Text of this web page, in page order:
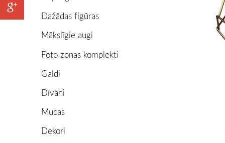
Dažādas figūras
Mākslīgie augi
Foto zonas komplekti
Galdi
Dīvāni
Mucas
Dekori